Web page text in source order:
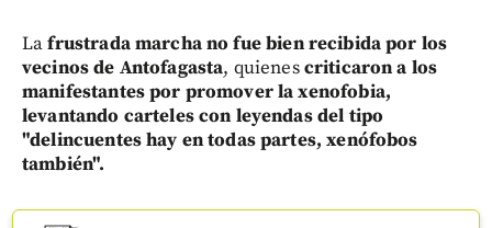
Lafrustrada marcha no fue bien recibida por los
vecinos de Antofagasta, quienescriticaron a los
manifestantes por promover la xenofobia,
levantando carteles con leyendas del tipo
"delincuentes hay en todas partes, xenófobos
también".